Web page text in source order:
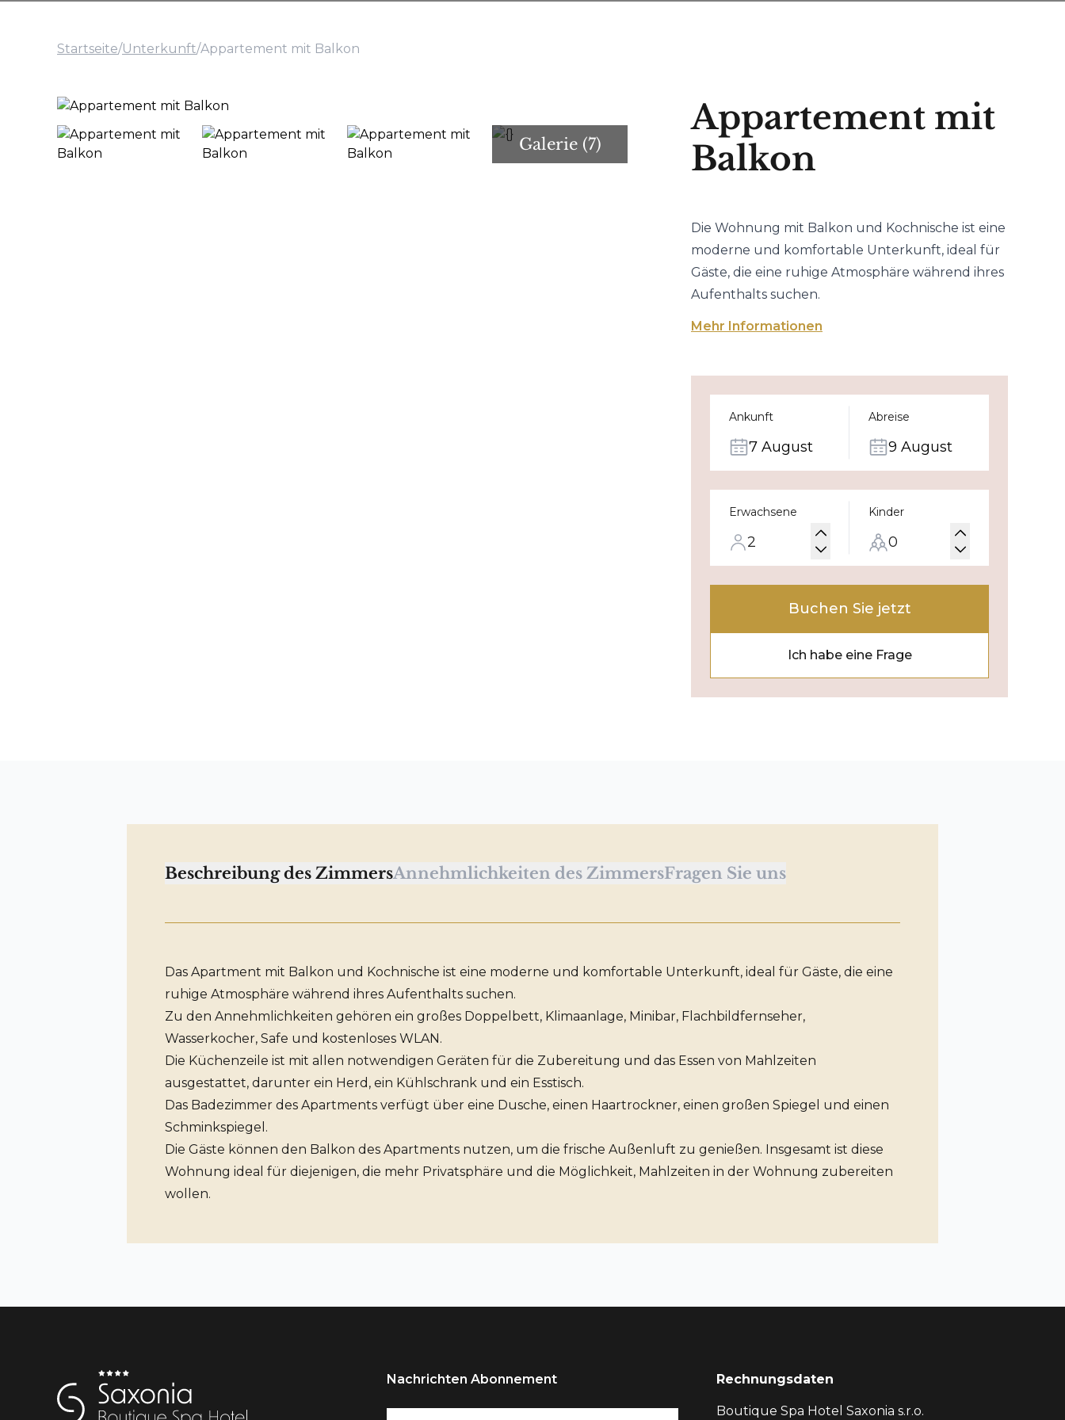
Startseite/Unterkunft/Appartement mit Balkon
Galerie (7)
Appartement mit
Balkon
Die Wohnung mit Balkon und Kochnische ist eine
moderne und komfortable Unterkunft, ideal für
Gäste, die eine ruhige Atmosphäre während ihres
Aufenthalts suchen.
Mehr Informationen
Ankunft
7 August
Abreise
9 August
Erwachsene Kinder
Buchen Sie jetzt
Ich habe eine Frage
Beschreibung des ZimmersAnnehmlichkeiten des ZimmersFragen Sie uns
Das Apartment mit Balkon und Kochnische ist eine moderne und komfortable Unterkunft, ideal für Gäste, die eine
ruhige Atmosphäre während ihres Aufenthalts suchen.
Zu den Annehmlichkeiten gehören ein großes Doppelbett, Klimaanlage, Minibar, Flachbildfernseher,
Wasserkocher, Safe und kostenloses WLAN.
Die Küchenzeile ist mit allen notwendigen Geräten für die Zubereitung und das Essen von Mahlzeiten
ausgestattet, darunter ein Herd, ein Kühlschrank und ein Esstisch.
Das Badezimmer des Apartments verfügt über eine Dusche, einen Haartrockner, einen großen Spiegel und einen
Schminkspiegel.
Die Gäste können den Balkon des Apartments nutzen, um die frische Außenluft zu genießen. Insgesamt ist diese
Wohnung ideal für diejenigen, die mehr Privatsphäre und die Möglichkeit, Mahlzeiten in der Wohnung zubereiten
wollen.
Nachrichten Abonnement Rechnungsdaten
Boutique Spa Hotel Saxonia s.r.o.